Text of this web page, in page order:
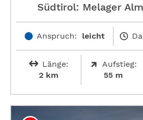
Südtirol: Melager
Anspruch: leicht
Länge:
2 km
Aufstieg:
55 m